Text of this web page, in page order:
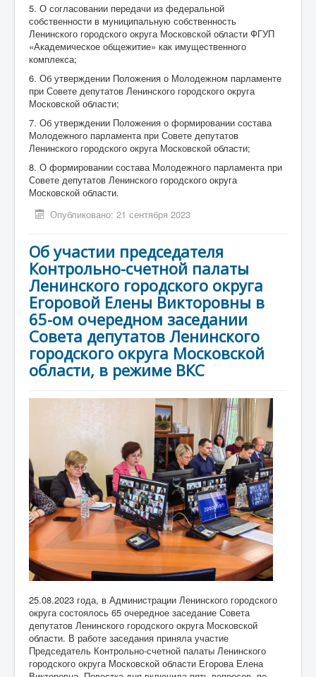
5. О согласовании передачи из федеральной
собственности в муниципальную собственность
Ленинского городского округа Московской области ФГУП
«Академическое общежитие» как имущественного
комплекса;
6. Об утверждении Положения о Молодежном парламенте
при Совете депутатов Ленинского городского округа
Московской области;
7. Об утверждении Положения о формировании состава
Молодежного парламента при Совете депутатов
Ленинского городского округа Московской области;
8. О формировании состава Молодежного парламента при
Совете депутатов Ленинского городского округа
Московской области.
Опубликовано: 21 сентября 2023
Об участии председателя
Контрольно-счетной палаты
Ленинского городского округа
Егоровой Елены Викторовны в
65-ом очередном заседании
Совета депутатов Ленинского
городского округа Московской
области, в режиме ВКС
25.08.2023 года, в Администрации Ленинского городского
округа состоялось 65 очередное заседание Совета
депутатов Ленинского городского округа Московской
области. В работе заседания приняла участие
Председатель Контрольно-счетной палаты Ленинского
городского округа Московской области Егорова Елена